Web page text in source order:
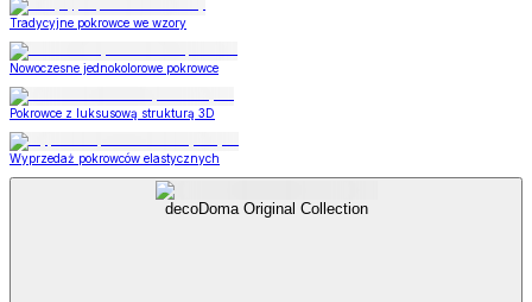
Tradycyjne pokrowce we wzory
Nowoczesne jednokolorowe pokrowce
Pokrowce z luksusową strukturą 3D
Wyprzedaż pokrowców elastycznych
decoDoma Original Collection